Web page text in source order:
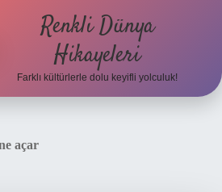
Renkli Dünya
Hikayeleri
Farklı kültürlerle dolu keyifli yolculuk!
açar